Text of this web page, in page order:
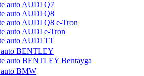
auto AUDI Q7
auto AUDI Q8
auto AUDI Q8 e-Tron
auto AUDI e-Tron
auto AUDI TT
auto BENTLEY
auto BENTLEY Bentayga
auto BMW